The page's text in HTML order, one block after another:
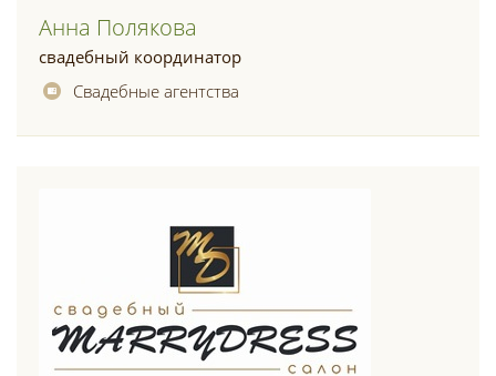
Анна Полякова
свадебный координатор
Свадебные агентства